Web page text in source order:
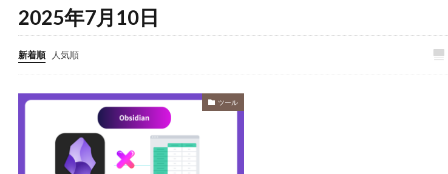
2025年7月10日
新着順 人気順
ツール